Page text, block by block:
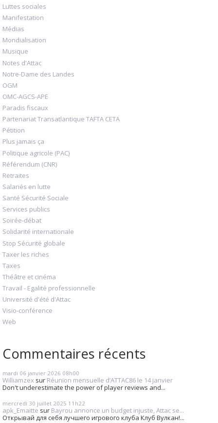
Luttes sociales
Manifestation
Médias
Mondialisation
Musique
Notes d'Attac
Notre-Dame des Landes
OGM
OMC-AGCS-APE
Paradis fiscaux
Partenariat Transatlantique TAFTA CETA
Pétition
Plus jamais ça
Politique agricole (PAC)
Référendum (CNR)
Retraites
Salariés en lutte
Santé Sécurité Sociale
Services publics
Soirée-débat
Solidarité internationale
Stop Sécurité globale
Taxer les riches
Taxes
Théâtre et cinéma
Travail - Egalité professionnelle
Université d'été d'Attac
Visio-conférence
Web
Commentaires récents
mardi 06 janvier 2026 08h00
Williamzex sur Réunion mensuelle d’ATTAC86 le 14 janvier
Don't underestimate the power of player reviews and...
mercredi 30 juillet 2025 11h22
apk_Emaitte sur Bayrou annonce un budget injuste, Attac se...
Открывай для себя лучшего игрового клуба Клуб Вулкан!...